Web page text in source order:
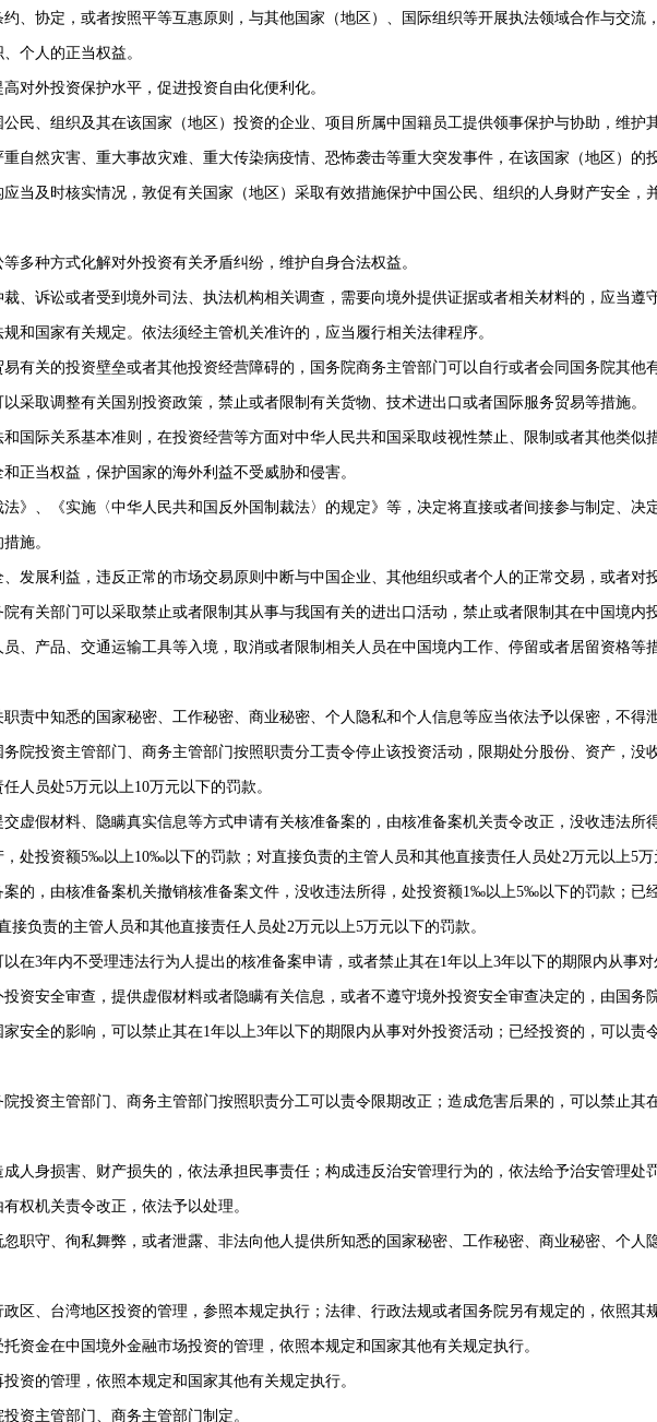
、协定，或者按照平等互惠原则，与其他国家（地区）、国际组织等开展执法领域合作与交流
个人的正当权益。
对外投资保护水平，促进投资自由化便利化。
民、组织及其在该国家（地区）投资的企业、项目所属中国籍员工提供领事保护与协助，维护
自然灾害、重大事故灾难、重大传染病疫情、恐怖袭击等重大突发事件，在该国家（地区）的
当及时核实情况，敦促有关国家（地区）采取有效措施保护中国公民、组织的人身财产安全，
多种方式化解对外投资有关矛盾纠纷，维护自身合法权益。
、诉讼或者受到境外司法、执法机构相关调查，需要向境外提供证据或者相关材料的，应当遵
和国家有关规定。依法须经主管机关准许的，应当履行相关法律程序。
有关的投资壁垒或者其他投资经营障碍的，国务院商务主管部门可以自行或者会同国务院其他
采取调整有关国别投资政策，禁止或者限制有关货物、技术进出口或者国际服务贸易等措施。
国际关系基本准则，在投资经营等方面对中华人民共和国采取歧视性禁止、限制或者其他类似
正当权益，保护国家的海外利益不受威胁和侵害。
》、《实施〈中华人民共和国反外国制裁法〉的规定》等，决定将直接或者间接参与制定、决
施。
发展利益，违反正常的市场交易原则中断与中国企业、其他组织或者个人的正常交易，或者对
有关部门可以采取禁止或者限制其从事与我国有关的进出口活动，禁止或者限制其在中国境内
、产品、交通运输工具等入境，取消或者限制相关人员在中国境内工作、停留或者居留资格等
责中知悉的国家秘密、工作秘密、商业秘密、个人隐私和个人信息等应当依法予以保密，不得
院投资主管部门、商务主管部门按照职责分工责令停止该投资活动，限期处分股份、资产，
人员处5万元以上10万元以下的罚款。
虚假材料、隐瞒真实信息等方式申请有关核准备案的，由核准备案机关责令改正，没收违法
处投资额5‰以上10‰以下的罚款；对直接负责的主管人员和其他直接责任人员处2万元以上5万
的，由核准备案机关撤销核准备案文件，没收违法所得，处投资额1‰以上5‰以下的罚款；已
负责的主管人员和其他直接责任人员处2万元以上5万元以下的罚款。
在3年内不受理违法行为人提出的核准备案申请，或者禁止其在1年以上3年以下的期限内从事对
资安全审查，提供虚假材料或者隐瞒有关信息，或者不遵守境外投资安全审查决定的，由国务
安全的影响，可以禁止其在1年以上3年以下的期限内从事对外投资活动；已经投资的，可以责
投资主管部门、商务主管部门按照职责分工可以责令限期改正；造成危害后果的，可以禁止其
人身损害、财产损失的，依法承担民事责任；构成违反治安管理行为的，依法给予治安管理处
权机关责令改正，依法予以处理。
职守、徇私舞弊，或者泄露、非法向他人提供所知悉的国家秘密、工作秘密、商业秘密、个人
区、台湾地区投资的管理，参照本规定执行；法律、行政法规或者国务院另有规定的，依照其规
资金在中国境外金融市场投资的管理，依照本规定和国家其他有关规定执行。
资的管理，依照本规定和国家其他有关规定执行。
资主管部门、商务主管部门制定。